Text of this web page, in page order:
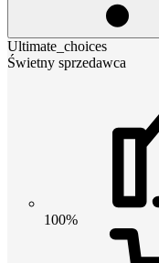
Ultimate_choices
Świetny sprzedawca
100%